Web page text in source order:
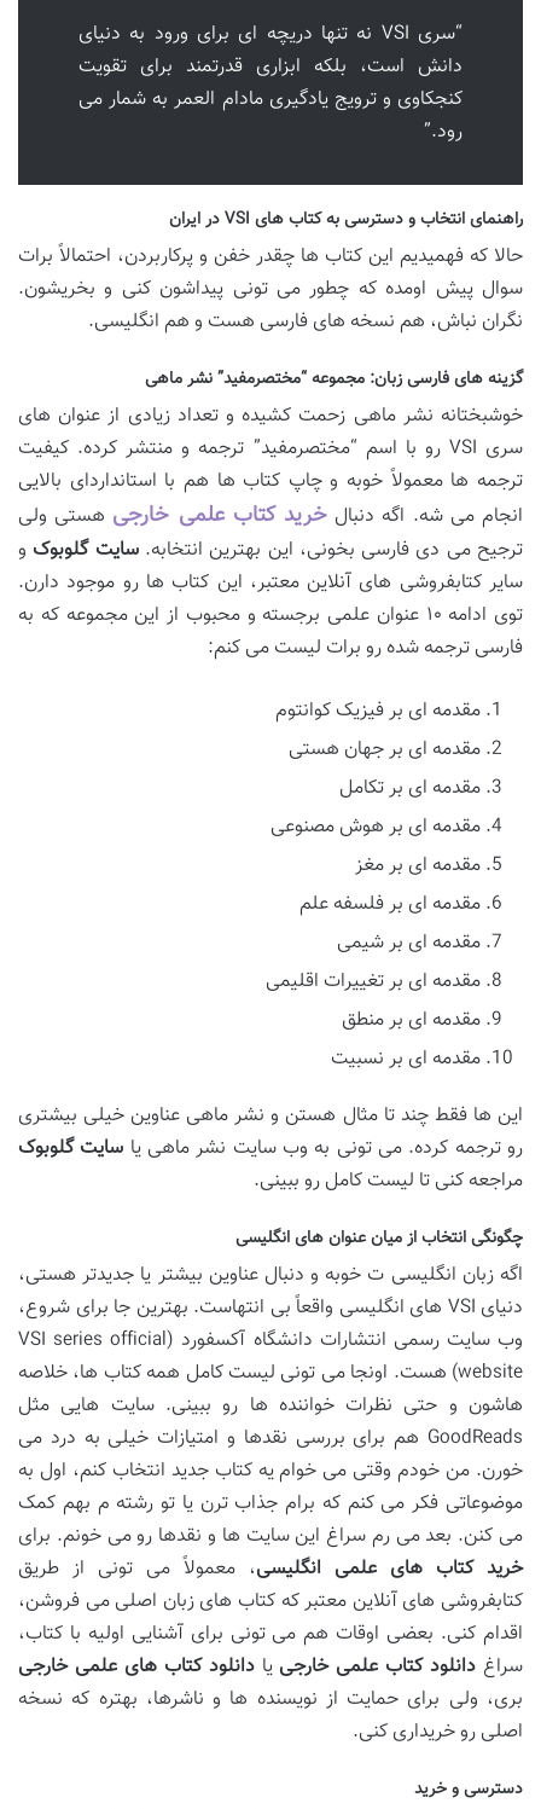
“سری VSI نه تنها دریچه ای برای ورود به دنیای
دانش است، بلکه ابزاری قدرتمند برای تقویت
کنجکاوی و ترویج یادگیری مادام العمر به شمار می
رود.”
راهنمای انتخاب و دسترسی به کتاب های VSI در ایران
حالا که فهمیدیم این کتاب ها چقدر خفن و پرکاربردن، احتمالاً برات
سوال پیش اومده که چطور می تونی پیداشون کنی و بخریشون.
نگران نباش، هم نسخه های فارسی هست و هم انگلیسی.
گزینه های فارسی زبان: مجموعه “مختصرمفید” نشر ماهی
خوشبختانه نشر ماهی زحمت کشیده و تعداد زیادی از عنوان های
سری VSI رو با اسم “مختصرمفید” ترجمه و منتشر کرده. کیفیت
ترجمه ها معمولاً خوبه و چاپ کتاب ها هم با استانداردای بالایی
انجام می شه. اگه دنبال خرید کتاب علمی خارجی هستی ولی
ترجیح می دی فارسی بخونی، این بهترین انتخابه.سایت گلوبوک و
سایر کتابفروشی های آنلاین معتبر، این کتاب ها رو موجود دارن.
توی ادامه ۱۰ عنوان علمی برجسته و محبوب از این مجموعه که به
فارسی ترجمه شده رو برات لیست می کنم:
مقدمه ای بر فیزیک کوانتوم
مقدمه ای بر جهان هستی
مقدمه ای بر تکامل
مقدمه ای بر هوش مصنوعی
مقدمه ای بر مغز
مقدمه ای بر فلسفه علم
مقدمه ای بر شیمی
مقدمه ای بر تغییرات اقلیمی
مقدمه ای بر منطق
مقدمه ای بر نسبیت
این ها فقط چند تا مثال هستن و نشر ماهی عناوین خیلی بیشتری
رو ترجمه کرده. می تونی به وب سایت نشر ماهی یا سایت گلوبوک
مراجعه کنی تا لیست کامل رو ببینی.
چگونگی انتخاب از میان عنوان های انگلیسی
اگه زبان انگلیسی ت خوبه و دنبال عناوین بیشتر یا جدیدتر هستی،
دنیای VSI های انگلیسی واقعاً بی انتهاست. بهترین جا برای شروع،
وب سایت رسمی انتشارات دانشگاه آکسفورد (VSI series official
website) هست. اونجا می تونی لیست کامل همه کتاب ها، خلاصه
هاشون و حتی نظرات خواننده ها رو ببینی. سایت هایی مثل
GoodReads هم برای بررسی نقدها و امتیازات خیلی به درد می
خورن. من خودم وقتی می خوام یه کتاب جدید انتخاب کنم، اول به
موضوعاتی فکر می کنم که برام جذاب ترن یا تو رشته م بهم کمک
می کنن. بعد می رم سراغ این سایت ها و نقدها رو می خونم. برای
خرید کتاب های علمی انگلیسی، معمولاً می تونی از طریق
کتابفروشی های آنلاین معتبر که کتاب های زبان اصلی می فروشن،
اقدام کنی. بعضی اوقات هم می تونی برای آشنایی اولیه با کتاب،
سراغ دانلود کتاب علمی خارجی یادانلود کتاب های علمی خارجی
بری، ولی برای حمایت از نویسنده ها و ناشرها، بهتره که نسخه
اصلی رو خریداری کنی.
دسترسی و خرید